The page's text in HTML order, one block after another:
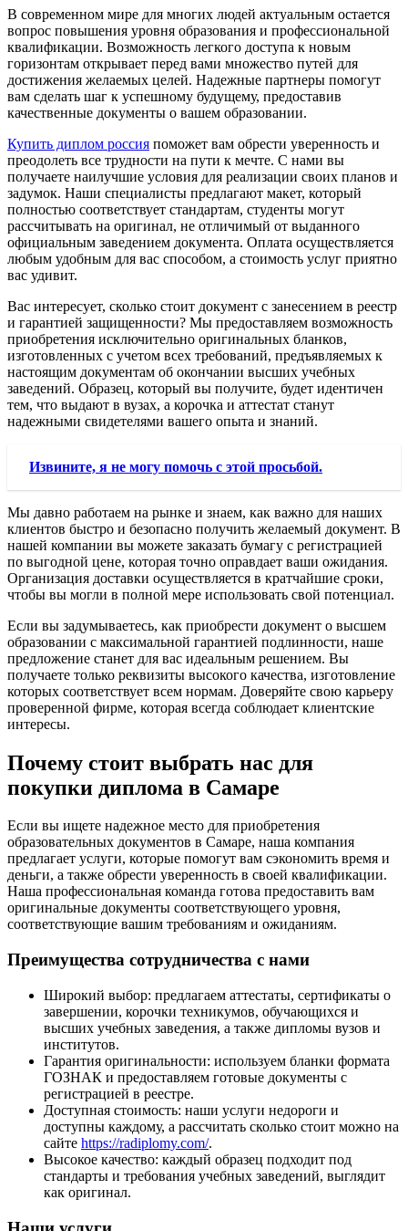
В современном мире для многих людей актуальным остается
вопрос повышения уровня образования и профессиональной
квалификации. Возможность легкого доступа к новым
горизонтам открывает перед вами множество путей для
достижения желаемых целей. Надежные партнеры помогут
вам сделать шаг к успешному будущему, предоставив
качественные документы о вашем образовании.
Купить диплом россия поможет вам обрести уверенность и
преодолеть все трудности на пути к мечте. С нами вы
получаете наилучшие условия для реализации своих планов и
задумок. Наши специалисты предлагают макет, который
полностью соответствует стандартам, студенты могут
рассчитывать на оригинал, не отличимый от выданного
официальным заведением документа. Оплата осуществляется
любым удобным для вас способом, а стоимость услуг приятно
вас удивит.
Вас интересует, сколько стоит документ с занесением в реестр
и гарантией защищенности? Мы предоставляем возможность
приобретения исключительно оригинальных бланков,
изготовленных с учетом всех требований, предъявляемых к
настоящим документам об окончании высших учебных
заведений. Образец, который вы получите, будет идентичен
тем, что выдают в вузах, а корочка и аттестат станут
надежными свидетелями вашего опыта и знаний.
Извините, я не могу помочь с этой просьбой.
Мы давно работаем на рынке и знаем, как важно для наших
клиентов быстро и безопасно получить желаемый документ. В
нашей компании вы можете заказать бумагу с регистрацией
по выгодной цене, которая точно оправдает ваши ожидания.
Организация доставки осуществляется в кратчайшие сроки,
чтобы вы могли в полной мере использовать свой потенциал.
Если вы задумываетесь, как приобрести документ о высшем
образовании с максимальной гарантией подлинности, наше
предложение станет для вас идеальным решением. Вы
получаете только реквизиты высокого качества, изготовление
которых соответствует всем нормам. Доверяйте свою карьеру
проверенной фирме, которая всегда соблюдает клиентские
интересы.
Почему стоит выбрать нас для
покупки диплома в Самаре
Если вы ищете надежное место для приобретения
образовательных документов в Самаре, наша компания
предлагает услуги, которые помогут вам сэкономить время и
деньги, а также обрести уверенность в своей квалификации.
Наша профессиональная команда готова предоставить вам
оригинальные документы соответствующего уровня,
соответствующие вашим требованиям и ожиданиям.
Преимущества сотрудничества с нами
Широкий выбор: предлагаем аттестаты, сертификаты о
завершении, корочки техникумов, обучающихся и
высших учебных заведения, а также дипломы вузов и
институтов.
Гарантия оригинальности: используем бланки формата
ГОЗНАК и предоставляем готовые документы с
регистрацией в реестре.
Доступная стоимость: наши услуги недороги и
доступны каждому, а рассчитать сколько стоит можно на
сайте https://radiplomy.com/.
Высокое качество: каждый образец подходит под
стандарты и требования учебных заведений, выглядит
как оригинал.